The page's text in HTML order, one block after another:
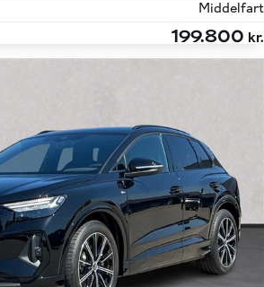
Middelfart
199.800 kr.